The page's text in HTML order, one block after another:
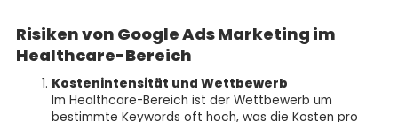
Risiken von Google Ads Marketing im
Healthcare-Bereich
Kostenintensität und Wettbewerb
Im Healthcare-Bereich ist der Wettbewerb um
bestimmte Keywords oft hoch, was die Kosten pro